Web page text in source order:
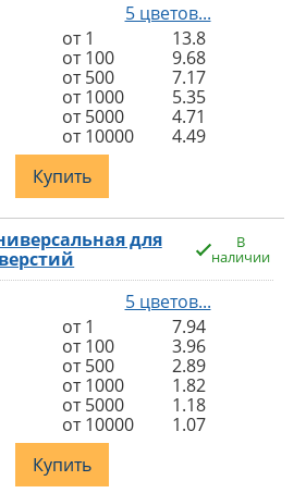
5 цветов...
от 1
13.8
от 100
9.68
от 500
7.17
от 1000
5.35
от 5000
4.71
от 10000
4.49
Купить
для
В
наличии
5 цветов...
от 1
7.94
от 100
3.96
от 500
2.89
от 1000
1.82
от 5000
1.18
от 10000
1.07
Купить